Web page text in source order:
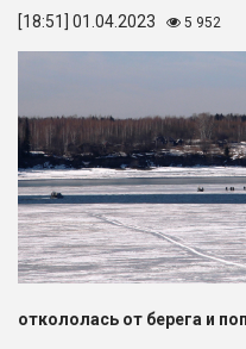
[18:51] 01.04.2023 5 952
откололась от берега и